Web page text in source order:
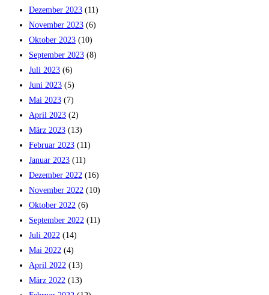
Dezember 2023 (11)
November 2023 (6)
Oktober 2023 (10)
September 2023 (8)
Juli 2023 (6)
Juni 2023 (5)
Mai 2023 (7)
April 2023 (2)
März 2023 (13)
Februar 2023 (11)
Januar 2023 (11)
Dezember 2022 (16)
November 2022 (10)
Oktober 2022 (6)
September 2022 (11)
Juli 2022 (14)
Mai 2022 (4)
April 2022 (13)
März 2022 (13)